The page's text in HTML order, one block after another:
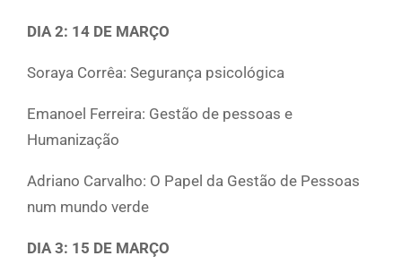
DIA 2: 14 DE MARÇO
Soraya Corrêa: Segurança psicológica
Emanoel Ferreira: Gestão de pessoas e
Humanização
Adriano Carvalho: O Papel da Gestão de Pessoas
num mundo verde
DIA 3: 15 DE MARÇO